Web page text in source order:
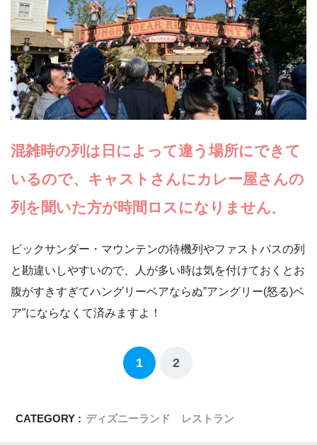
混雑時の列は日によって違う場所にできて
いるので、キャストさんにカレー屋さんの
列を聞いた方が時間ロスになりません。
ビックサンダー・マウンテンの待機列やファストパスの列
と勘違いしやすいので、人が多い時は気を付けておくとお
腹がすきすぎてハングリーベアならぬ”アングリー(怒る)ベ
ア”にならなくて済みますよ！
1 2
CATEGORY : ディズニーランド レストラン